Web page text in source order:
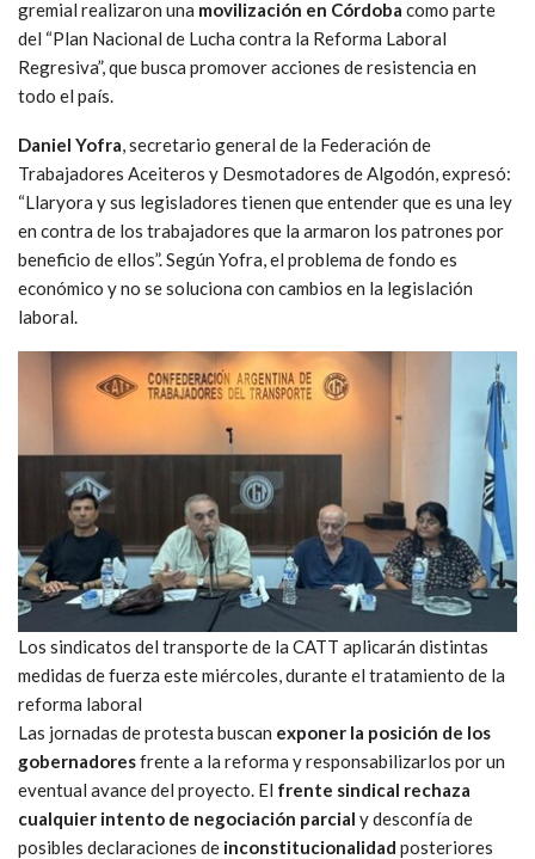
gremial realizaron una movilización en Córdoba como parte
del “Plan Nacional de Lucha contra la Reforma Laboral
Regresiva”, que busca promover acciones de resistencia en
todo el país.
Daniel Yofra, secretario general de la Federación de
Trabajadores Aceiteros y Desmotadores de Algodón, expresó:
“Llaryora y sus legisladores tienen que entender que es una ley
en contra de los trabajadores que la armaron los patrones por
beneficio de ellos”. Según Yofra, el problema de fondo es
económico y no se soluciona con cambios en la legislación
laboral.
Los sindicatos del transporte de la CATT aplicarán distintas
medidas de fuerza este miércoles, durante el tratamiento de la
reforma laboral
Las jornadas de protesta buscan exponer la posición de los
gobernadoresfrente a la reforma y responsabilizarlos por un
eventual avance del proyecto. El frente sindical rechaza
cualquier intento de negociación parcial y desconfía de
posibles declaraciones de inconstitucionalidad posteriores